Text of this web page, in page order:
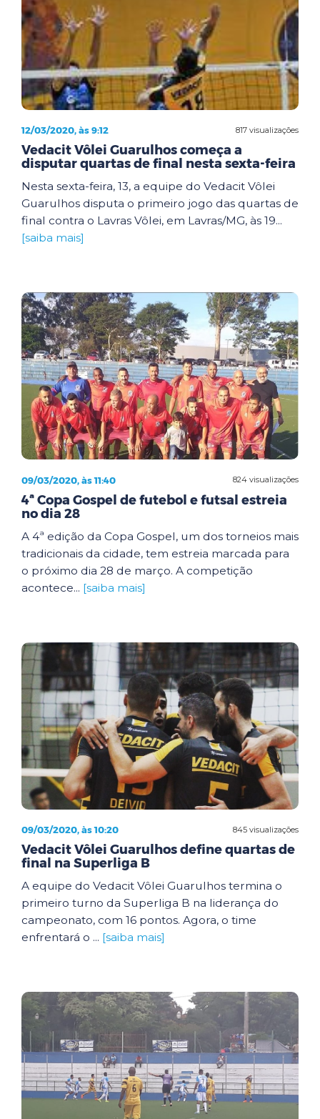
817 visualizações
12/03/2020, às 9:12
Vedacit Vôlei Guarulhos começa a
disputar quartas de final nesta sexta-feira
Nesta sexta-feira, 13, a equipe do Vedacit Vôlei
Guarulhos disputa o primeiro jogo das quartas de
final contra o Lavras Vôlei, em Lavras/MG, às 19...
[saiba mais]
824 visualizações
09/03/2020, às 11:40
4ª Copa Gospel de futebol e futsal estreia
no dia 28
A 4ª edição da Copa Gospel, um dos torneios mais
tradicionais da cidade, tem estreia marcada para
o próximo dia 28 de março. A competição
acontece... [saiba mais]
845 visualizações
09/03/2020, às 10:20
Vedacit Vôlei Guarulhos define quartas de
final na Superliga B
A equipe do Vedacit Vôlei Guarulhos termina o
primeiro turno da Superliga B na liderança do
campeonato, com 16 pontos. Agora, o time
enfrentará o ... [saiba mais]